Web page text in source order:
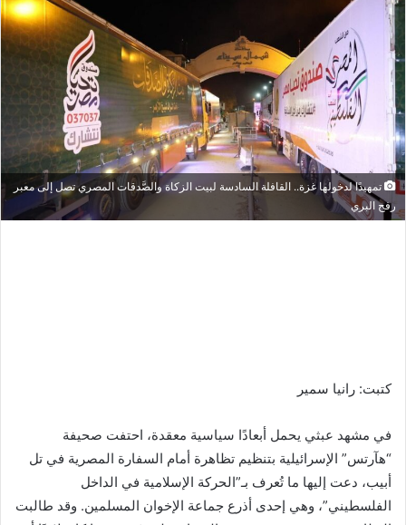
تمهيدًا لدخولها غزة.. القافلة السادسة لبيت الزكاة والصَّدقات المصري تصل إلى معبر
رفح البري
كتبت: رانيا سمير
في مشهد عبثي يحمل أبعادًا سياسية معقدة، احتفت صحيفة
“هآرتس” الإسرائيلية بتنظيم تظاهرة أمام السفارة المصرية في تل
أبيب، دعت إليها ما تُعرف بـ”الحركة الإسلامية في الداخل
الفلسطيني”، وهي إحدى أذرع جماعة الإخوان المسلمين. وقد طالبت